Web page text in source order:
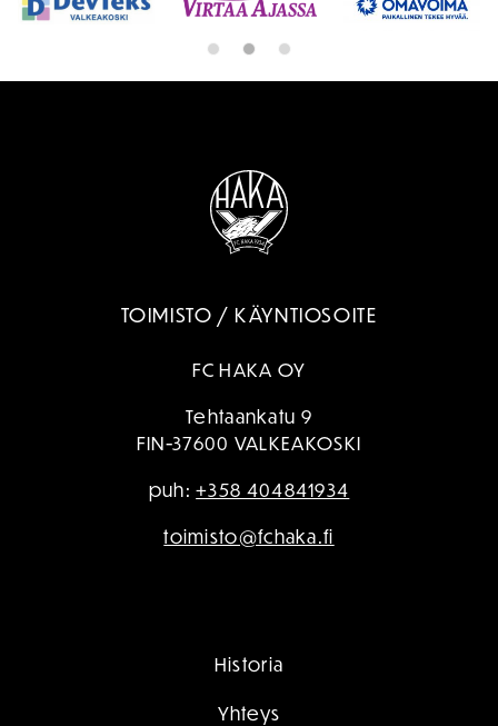
TOIMISTO / KÄYNTIOSOITE
FC HAKA OY
Tehtaankatu 9
FIN-37600 VALKEAKOSKI
puh:+358 404841934
toimisto@fchaka.fi
Historia
Yhteys